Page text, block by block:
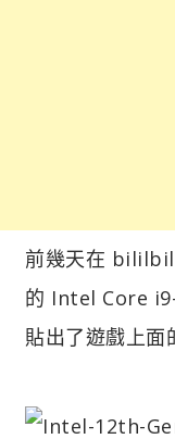
前幾天在
的 Intel Core
貼出了遊戲上面